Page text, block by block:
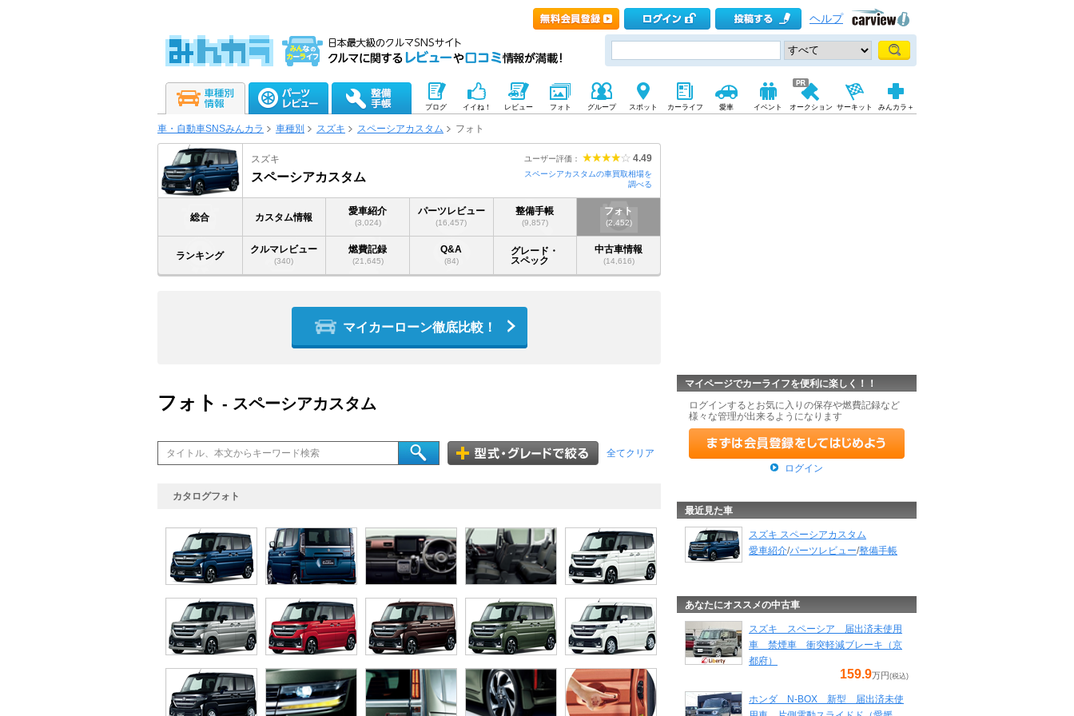
ヘルプ
ブログ イイね！ レビュー フォト グループ スポット カーライフ 愛車 イベント オークション サーキット みんカラ＋
車・自動車SNSみんカラ 車種別 スズキ スペーシアカスタム フォト
ユーザー評価： 4.49
スズキ
スペーシアカスタム
スペーシアカスタムの車買取相場を
調べる
総合 カスタム情報
愛車紹介
(3,024)
パーツレビュー
(16,457)
整備手帳
(9,857)
フォト
(2,452)
ランキング
クルマレビュー
(340)
燃費記録
(21,645)
Q&A
(84)
グレード・
スペック
中古車情報
(14,616)
マイカーローン徹底比較！
フォト - スペーシアカスタム
全てクリア
カタログフォト
マイページでカーライフを便利に楽しく！！
ログインするとお気に入りの保存や燃費記録など
様々な管理が出来るようになります
ログイン
最近見た車
スズキ スペーシアカスタム
愛車紹介/パーツレビュー/整備手帳
あなたにオススメの中古車
スズキ スペーシア 届出済未使用
車 禁煙車 衝突軽減ブレーキ（京
都府）
159.9万円 (税込)
ホンダ N-BOX 新型 届出済未使